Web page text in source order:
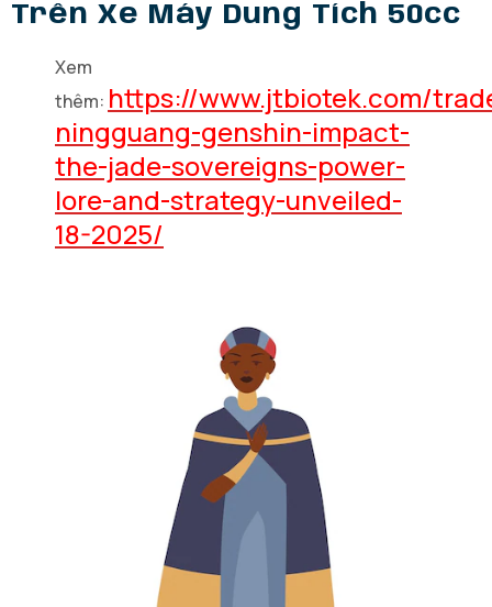
Trên Xe Máy Dung Tích 50cc
Xem
thêm: https://www.jtbiotek.com/
ningguang-genshin-impact-
the-jade-sovereigns-power-
lore-and-strategy-unveiled-
18-2025/